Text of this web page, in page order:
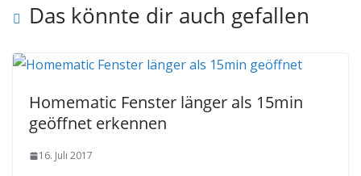
Das könnte dir auch gefallen
Homematic Fenster länger als 15min
geöffnet erkennen
16. Juli 2017